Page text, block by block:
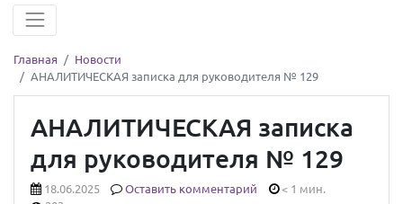
Главная
Новости
АНАЛИТИЧЕСКАЯ записка для руководителя № 129
АНАЛИТИЧЕСКАЯ записка
для руководителя № 129
18.06.2025 Оставить комментарий
< 1 мин.